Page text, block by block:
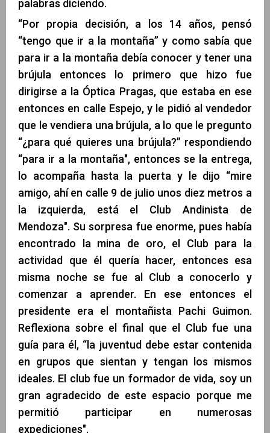
palabras diciendo.
“Por propia decisión, a los 14 años, pensó
“tengo que ir a la montaña” y como sabía que
para ir a la montaña debía conocer y tener una
brújula entonces lo primero que hizo fue
dirigirse a la Óptica Pragas, que estaba en ese
entonces en calle Espejo, y le pidió al vendedor
que le vendiera una brújula, a lo que le pregunto
“¿para qué quieres una brújula?” respondiendo
“para ir a la montaña", entonces se la entrega,
lo acompaña hasta la puerta y le dijo “mire
amigo, ahí en calle 9 de julio unos diez metros a
la izquierda, está el Club Andinista de
Mendoza". Su sorpresa fue enorme, pues había
encontrado la mina de oro, el Club para la
actividad que él quería hacer, entonces esa
misma noche se fue al Club a conocerlo y
comenzar a aprender. En ese entonces el
presidente era el montañista Pachi Guimon.
Reflexiona sobre el final que el Club fue una
guía para él, “la juventud debe estar contenida
en grupos que sientan y tengan los mismos
ideales. El club fue un formador de vida, soy un
gran agradecido de este espacio porque me
permitió participar en numerosas
expediciones".